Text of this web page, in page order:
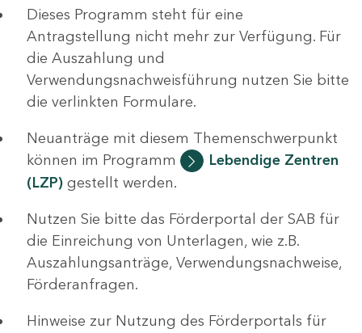
Dieses Programm steht für eine
Antragstellung nicht mehr zur Verfügung. Für
die Auszahlung und
Verwendungsnachweisführung nutzen Sie bitte
die verlinkten Formulare.
Neuanträge mit diesem Themenschwerpunkt
können im Programm
Lebendige Zentren
(LZP) gestellt werden.
Nutzen Sie bitte das Förderportal der SAB für
die Einreichung von Unterlagen, wie z.B.
Auszahlungsanträge, Verwendungsnachweise,
Förderanfragen.
Hinweise zur Nutzung des Förderportals für